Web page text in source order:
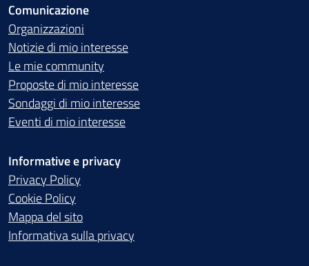
Comunicazione
Organizzazioni
Notizie di mio interesse
Le mie community
Proposte di mio interesse
Sondaggi di mio interesse
Eventi di mio interesse
Informative e privacy
Privacy Policy
Cookie Policy
Mappa del sito
Informativa sulla privacy